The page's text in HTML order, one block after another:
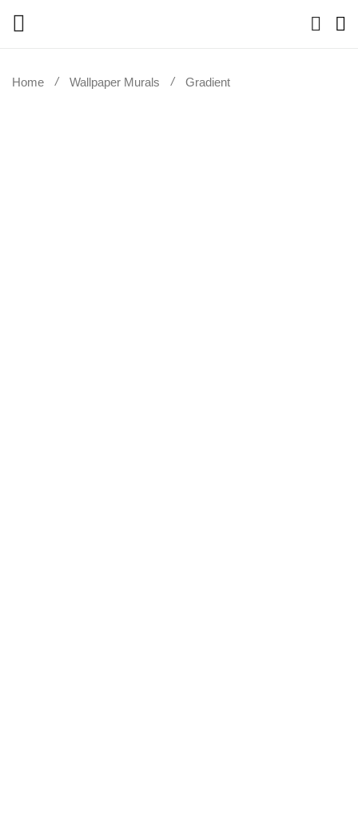
Home Wallpaper Murals Gradient